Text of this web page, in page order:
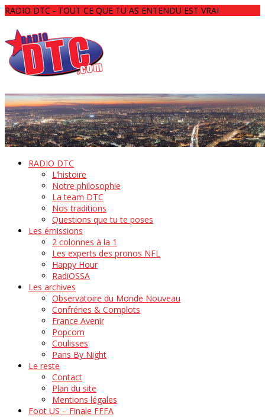
RADIO DTC - TOUT CE QUE TU AS ENTENDU EST VRAI
RADIO DTC
L’histoire
Notre philosophie
La team DTC
Nos traditions
Questions que tu te poses
Les émissions
2 colonnes à la 1
Les experts des pronos NFL
Happy Hour
RadiOSSA
Les archives
Observatoire du Monde Nouveau
Confréries & Complots
France Avenir
Popcorn
Coulisses
Paris By Night
Le reste
Contact
Plan du site
Mentions légales
Foot US – Finale FFFA